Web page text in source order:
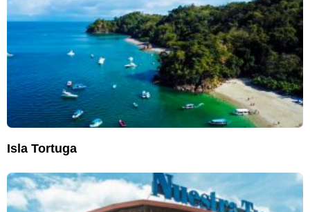
Isla Tortuga